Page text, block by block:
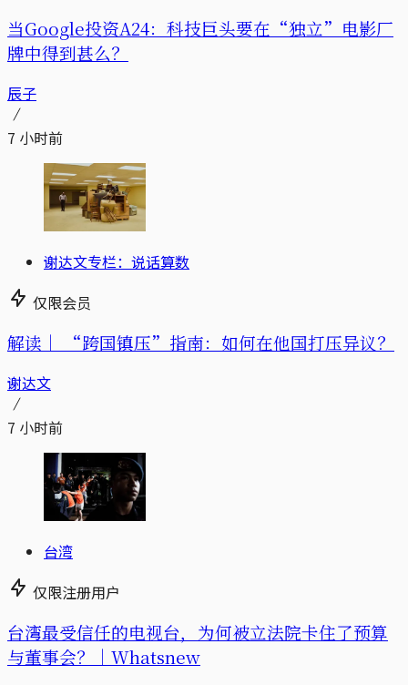
当Google投资A24：科技巨头要在“独立”电影厂
牌中得到甚么？
辰子
7 小时前
谢达文专栏：说话算数
仅限会员
解读｜ “跨国镇压”指南：如何在他国打压异议？
谢达文
7 小时前
台湾
仅限注册用户
台湾最受信任的电视台，为何被立法院卡住了预算
与董事会？｜Whatsnew